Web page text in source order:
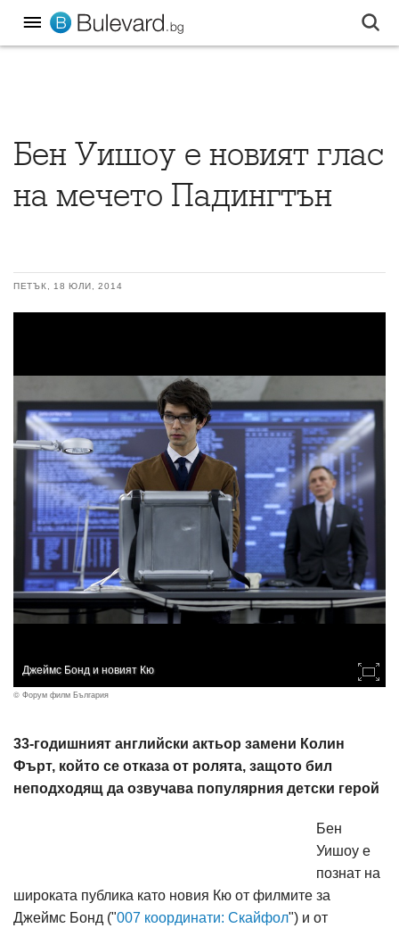
Бен Уишоу е новият глас
на мечето Падингтън
ПЕТЪК, 18 ЮЛИ, 2014
Джеймс Бонд и новият Кю
© Форум филм България
33-годишният английски актьор замени Колин
Фърт, който се отказа от ролята, защото бил
неподходящ да озвучава популярния детски герой
Бен
Уишоу е
познат на
широката публика като новия Кю от филмите за
Джеймс Бонд ("007 координати: Скайфол") и от